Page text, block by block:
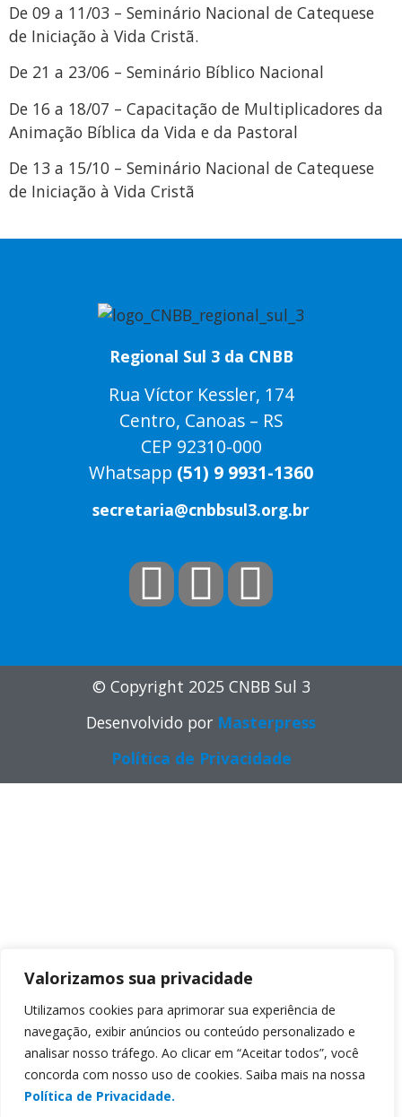
Valorizamos sua privacidade
Utilizamos cookies para aprimorar sua experiência de
navegação, exibir anúncios ou conteúdo personalizado e
analisar nosso tráfego. Ao clicar em “Aceitar todos”, você
concorda com nosso uso de cookies. Saiba mais na nossa
Política de Privacidade.
De 09 a 11/03 – Seminário Nacional de Catequese
de Iniciação à Vida Cristã.
De 21 a 23/06 – Seminário Bíblico Nacional
De 16 a 18/07 – Capacitação de Multiplicadores da
Animação Bíblica da Vida e da Pastoral
De 13 a 15/10 – Seminário Nacional de Catequese
de Iniciação à Vida Cristã
Regional Sul 3 da CNBB
Rua Víctor Kessler, 174
Centro, Canoas – RS
CEP 92310-000
Whatsapp (51) 9 9931-1360
secretaria@cnbbsul3.org.br
© Copyright 2025 CNBB Sul 3
Desenvolvido por Masterpress
Política de Privacidade